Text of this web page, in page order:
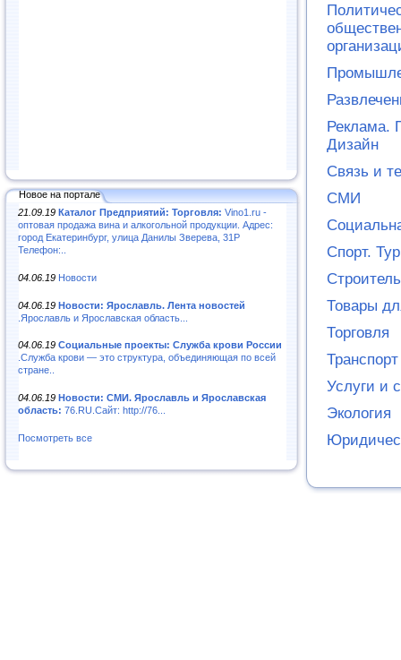
Новое на портале
21.09.19 Каталог Предприятий: Торговля: Vino1.ru -
оптовая продажа вина и алкогольной продукции. Адрес:
город Екатеринбург, улица Данилы Зверева, 31Р
Телефон:..
04.06.19 Новости
04.06.19 Новости: Ярославль. Лента новостей
.Ярославль и Ярославская область...
04.06.19 Социальные проекты: Служба крови России
.Служба крови — это структура, объединяющая по всей
стране..
04.06.19 Новости: СМИ. Ярославль и Ярославская
область: 76.RU.Сайт: http://76...
Посмотреть все
Реклама.
Дизайн
Связь и
СМИ
Спорт.
Товары
Торговля
Услуги и
Экология